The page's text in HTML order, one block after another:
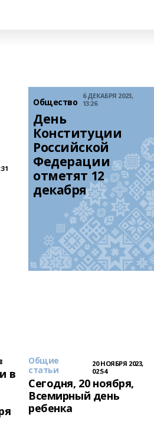
Общество
6 ДЕКАБРЯ 2023,
13:26
День
Конституции
Российской
Федерации
отметят 12
декабря
в
Общие
статьи
20 НОЯБРЯ 2023,
02:54
Сегодня, 20 ноября,
Всемирный день
ребенка